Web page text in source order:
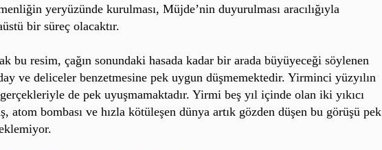
yeryüzünde kurulması, Müjde’nin duyurulması aracılığıyla
bir süreç olacaktır.
bu resim, çağın sonundaki hasada kadar bir arada büyüyeceği söylenen
ve deliceler benzetmesine pek uygun düşmemektedir. Yirminci yüzyılın
de pek uyuşmamaktadır. Yirmi beş yıl içinde olan iki yıkıcı
atom bombası ve hızla kötüleşen dünya artık gözden düşen bu görüşü pek